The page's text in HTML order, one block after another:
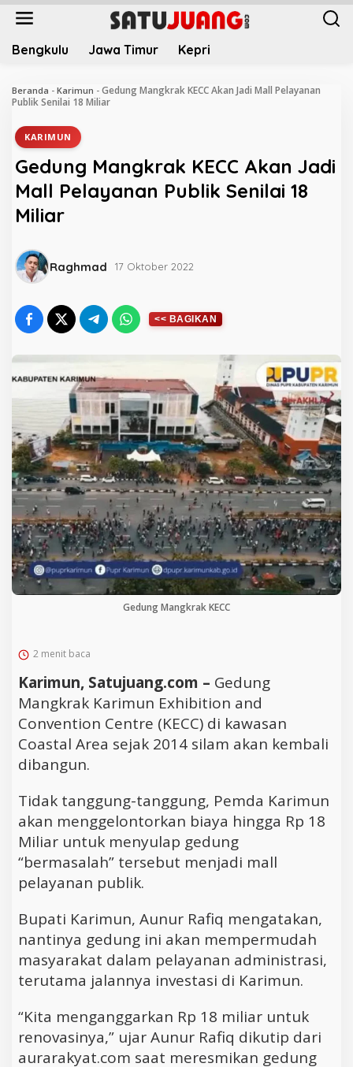
L
Bengkulu Jawa Timur Kepri
Beranda - Karimun - Gedung Mangkrak KECC Akan Jadi Mall Pelayanan
Publik Senilai 18 Miliar
KARIMUN
Gedung Mangkrak KECC Akan Jadi
Mall Pelayanan Publik Senilai 18
Miliar
Raghmad 17 Oktober 2022
Gedung Mangkrak KECC
2 menit baca
Karimun, Satujuang.com – Gedung
Mangkrak Karimun Exhibition and
Convention Centre (KECC) di kawasan
Coastal Area sejak 2014 silam akan kembali
dibangun.
Tidak tanggung-tanggung, Pemda Karimun
akan menggelontorkan biaya hingga Rp 18
Miliar untuk menyulap gedung
“bermasalah” tersebut menjadi mall
pelayanan publik.
Bupati Karimun, Aunur Rafiq mengatakan,
nantinya gedung ini akan mempermudah
masyarakat dalam pelayanan administrasi,
terutama jalannya investasi di Karimun.
“Kita menganggarkan Rp 18 miliar untuk
renovasinya,” ujar Aunur Rafiq dikutip dari
aurarakyat.com saat meresmikan gedung